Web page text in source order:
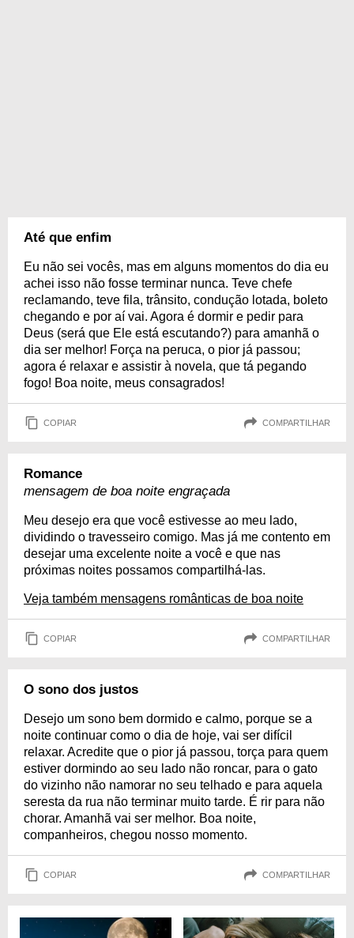
Até que enfim
Eu não sei vocês, mas em alguns momentos do dia eu
achei isso não fosse terminar nunca. Teve chefe
reclamando, teve fila, trânsito, condução lotada, boleto
chegando e por aí vai. Agora é dormir e pedir para
Deus (será que Ele está escutando?) para amanhã o
dia ser melhor! Força na peruca, o pior já passou;
agora é relaxar e assistir à novela, que tá pegando
fogo! Boa noite, meus consagrados!
COPIAR COMPARTILHAR
Romance
mensagem de boa noite engraçada
Meu desejo era que você estivesse ao meu lado,
dividindo o travesseiro comigo. Mas já me contento em
desejar uma excelente noite a você e que nas
próximas noites possamos compartilhá-las.
Veja também mensagens românticas de boa noite
COPIAR COMPARTILHAR
O sono dos justos
Desejo um sono bem dormido e calmo, porque se a
noite continuar como o dia de hoje, vai ser difícil
relaxar. Acredite que o pior já passou, torça para quem
estiver dormindo ao seu lado não roncar, para o gato
do vizinho não namorar no seu telhado e para aquela
seresta da rua não terminar muito tarde. É rir para não
chorar. Amanhã vai ser melhor. Boa noite,
companheiros, chegou nosso momento.
COPIAR COMPARTILHAR